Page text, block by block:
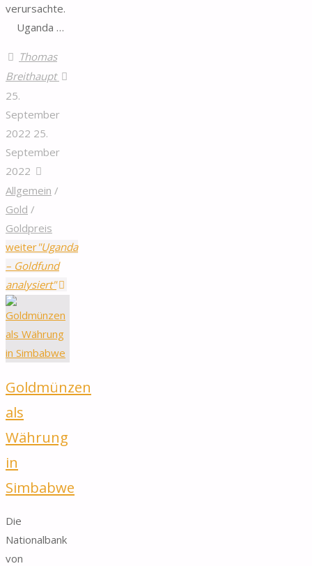
verursachte.
Uganda …
Thomas
Breithaupt
25.
September
2022 25.
September
2022
Allgemein /
Gold /
Goldpreis
weiter"Uganda
– Goldfund
analysiert"
Goldmünzen
als
Währung
in
Simbabwe
Die
Nationalbank
von